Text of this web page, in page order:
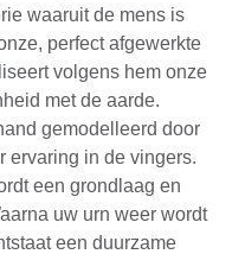
waaruit de mens is
perfect afgewerkte
volgens hem onze
met de aarde.
gemodelleerd door
ervaring in de vingers.
een grondlaag en
uw urn weer wordt
een duurzame